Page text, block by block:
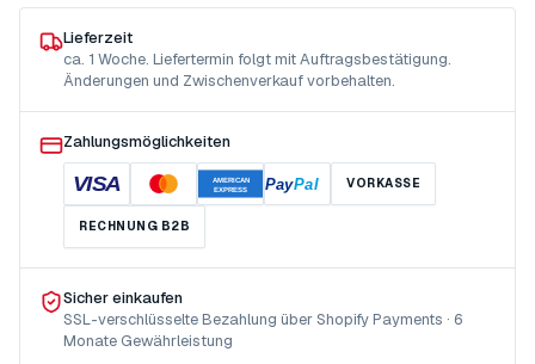
Lieferzeit
ca. 1 Woche. Liefertermin folgt mit Auftragsbestätigung.
Änderungen und Zwischenverkauf vorbehalten.
Zahlungsmöglichkeiten
VISA
AMERICAN
EXPRESS
PayPal VORKASSE
RECHNUNG B2B
Sicher einkaufen
SSL-verschlüsselte Bezahlung über Shopify Payments · 6
Monate Gewährleistung